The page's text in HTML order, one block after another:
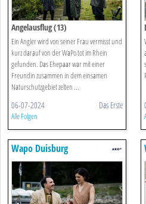
Angelausflug (13)
Ein Angler wird von seiner Frau vermisst und
kurz darauf von der WaPo tot im Rhein
gefunden. Das Ehepaar war mit einer
Freundin zusammen in dem einsamen
Naturschutzgebiet zelten ...
06-07-2024 Das Erste
Alle Folgen
Wapo Duisburg